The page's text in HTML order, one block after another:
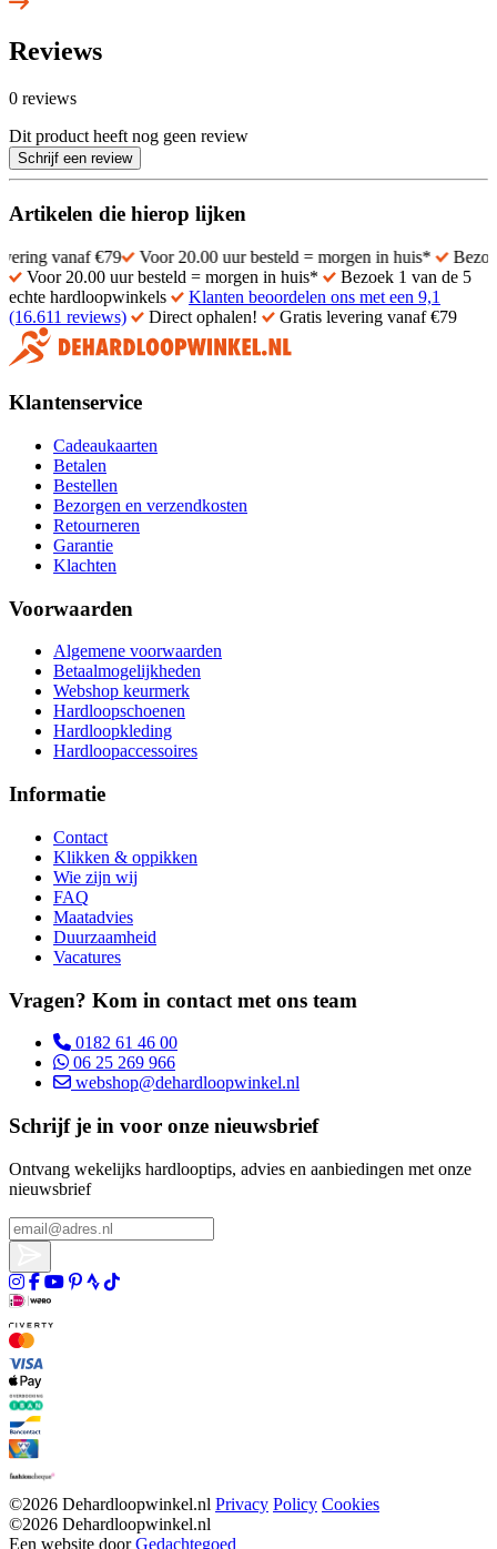
Reviews
0 reviews
Dit product heeft nog geen review
Schrijf een review
Artikelen die hierop lijken
€79 Voor 20.00 uur besteld = morgen in huis*
Bezoek 1 van
Voor 20.00 uur besteld = morgen in huis*
Bezoek 1 van de 5
echte hardloopwinkels
Klanten beoordelen ons met een 9,1
(16.611 reviews)
Direct ophalen! Gratis levering vanaf €79
Klantenservice
Cadeaukaarten
Betalen
Bestellen
Bezorgen en verzendkosten
Retourneren
Garantie
Klachten
Voorwaarden
Algemene voorwaarden
Betaalmogelijkheden
Webshop keurmerk
Hardloopschoenen
Hardloopkleding
Hardloopaccessoires
Informatie
Contact
Klikken & oppikken
Wie zijn wij
FAQ
Maatadvies
Duurzaamheid
Vacatures
Vragen? Kom in contact met ons team
0182 61 46 00
06 25 269 966
webshop@dehardloopwinkel.nl
Schrijf je in voor onze nieuwsbrief
Ontvang wekelijks hardlooptips, advies en aanbiedingen met onze
nieuwsbrief
©2026 Dehardloopwinkel.nl Privacy Policy Cookies
©2026 Dehardloopwinkel.nl
Een website doorGedachtegoed